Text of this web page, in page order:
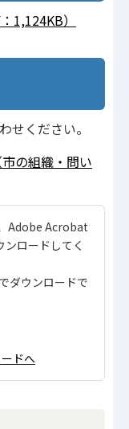
1,124KB）
せください。
の組織・問い
Adobe Acrobat
ロードしてく
ダウンロードで
ドへ